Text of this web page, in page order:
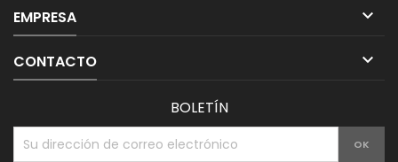
EMPRESA 
CONTACTO 
BOLETÍN